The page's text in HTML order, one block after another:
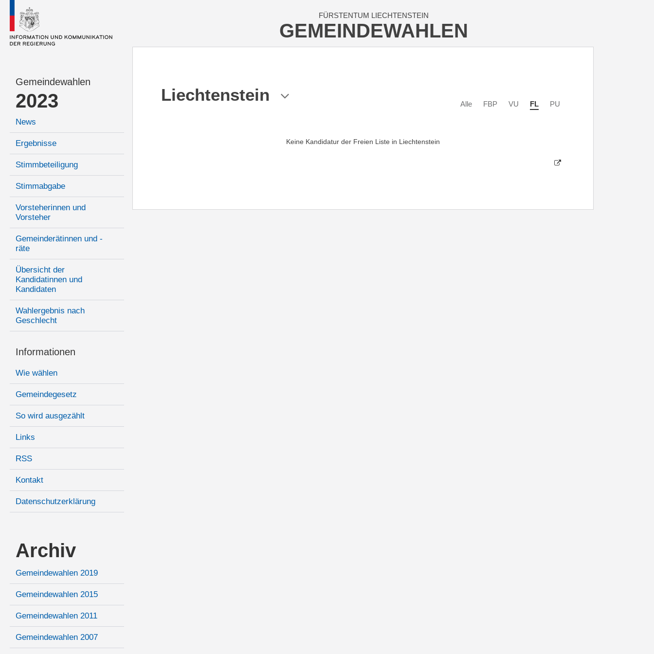
FÜRSTENTUM LIECHTENSTEIN
GEMEINDEWAHLEN
Gemeindewahlen
2023
News
Ergebnisse
Stimmbeteiligung
Stimmabgabe
Vorsteherinnen und
Vorsteher
Gemeinderätinnen und -
räte
Übersicht der
Kandidatinnen und
Kandidaten
Wahlergebnis nach
Geschlecht
Informationen
Wie wählen
Gemeindegesetz
So wird ausgezählt
Links
RSS
Kontakt
Datenschutzerklärung
Archiv
Gemeindewahlen 2019
Gemeindewahlen 2015
Gemeindewahlen 2011
Gemeindewahlen 2007
Liechtenstein Alle FBP VU FL PU
Keine Kandidatur der Freien Liste in Liechtenstein